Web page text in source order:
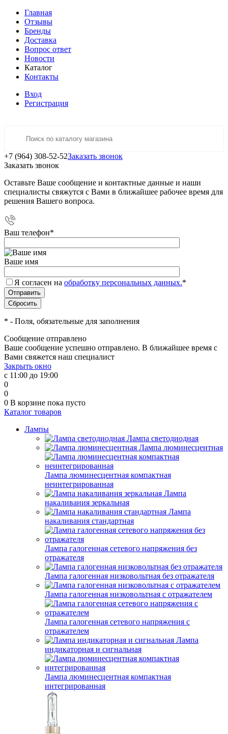
Главная
Отзывы
Бренды
Доставка
Вопрос ответ
Новости
Каталог
Контакты
Вход
Регистрация
+7 (964) 308-52-52Заказать звонок
Заказать звонок
Оставьте Ваше сообщение и контактные данные и наши
специалисты свяжутся с Вами в ближайшее рабочее время для
решения Вашего вопроса.
Ваш телефон*
Ваше имя
Я согласен на обработку персональных данных.*
* - Поля, обязательные для заполнения
Сообщение отправлено
Ваше сообщение успешно отправлено. В ближайшее время с
Вами свяжется наш специалист
Закрыть окно
с 11:00 до 19:00
0
0
0 В корзине пока пусто
Каталог товаров
Лампы
Лампа светодиодная
Лампа люминесцентная
Лампа люминесцентная компактная
неинтегрированная
Лампа
накаливания зеркальная
Лампа
накаливания стандартная
Лампа галогенная сетевого напряжения без
отражателя
Лампа галогенная низковольтная без отражателя
Лампа галогенная низковольтная с отражателем
Лампа галогенная сетевого напряжения с
отражателем
Лампа
индикаторная и сигнальная
Лампа люминесцентная компактная
интегрированная